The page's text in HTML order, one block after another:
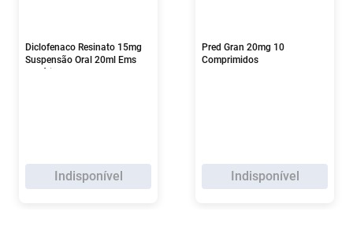
Diclofenaco Resinato 15mg
Suspensão Oral 20ml Ems
Indisponível
Pred Gran 20mg 10
Comprimidos
Indisponível